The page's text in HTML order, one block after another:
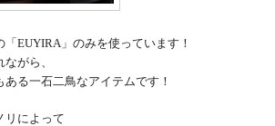
EUYIRA」のみを使っています！
がら、
る一石二鳥なアイテムです！
リによって